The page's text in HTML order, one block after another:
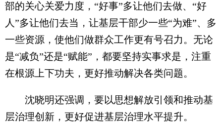
部的关心关爱力度，“好事”多让他们去做、“好
人”多让他们去当，让基层干部少一些“为难”、多
一些资源，使他们做群众工作更有号召力。无论
是“减负”还是“赋能”，都要坚持实事求是，注重
在根源上下功夫，更好推动解决各类问题。
沈晓明还强调，要以思想解放引领和推动基
层治理创新，更好促进基层治理水平提升。